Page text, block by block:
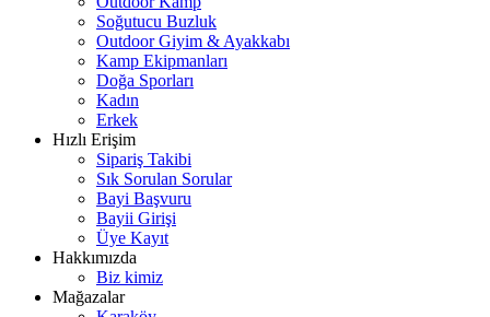
Soğutucu Buzluk
Outdoor Giyim & Ayakkabı
Kamp Ekipmanları
Doğa Sporları
Kadın
Erkek
Hızlı Erişim
Sipariş Takibi
Sık Sorulan Sorular
Bayi Başvuru
Bayii Girişi
Üye Kayıt
Hakkımızda
Biz kimiz
Mağazalar